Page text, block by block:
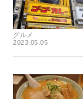
グルメ
2023.05.05